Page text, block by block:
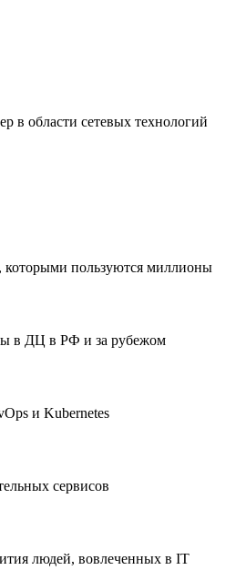
в области сетевых технологий
которыми пользуются миллионы
в ДЦ в РФ и за рубежом
и Kubernetes
сервисов
людей, вовлеченных в IT